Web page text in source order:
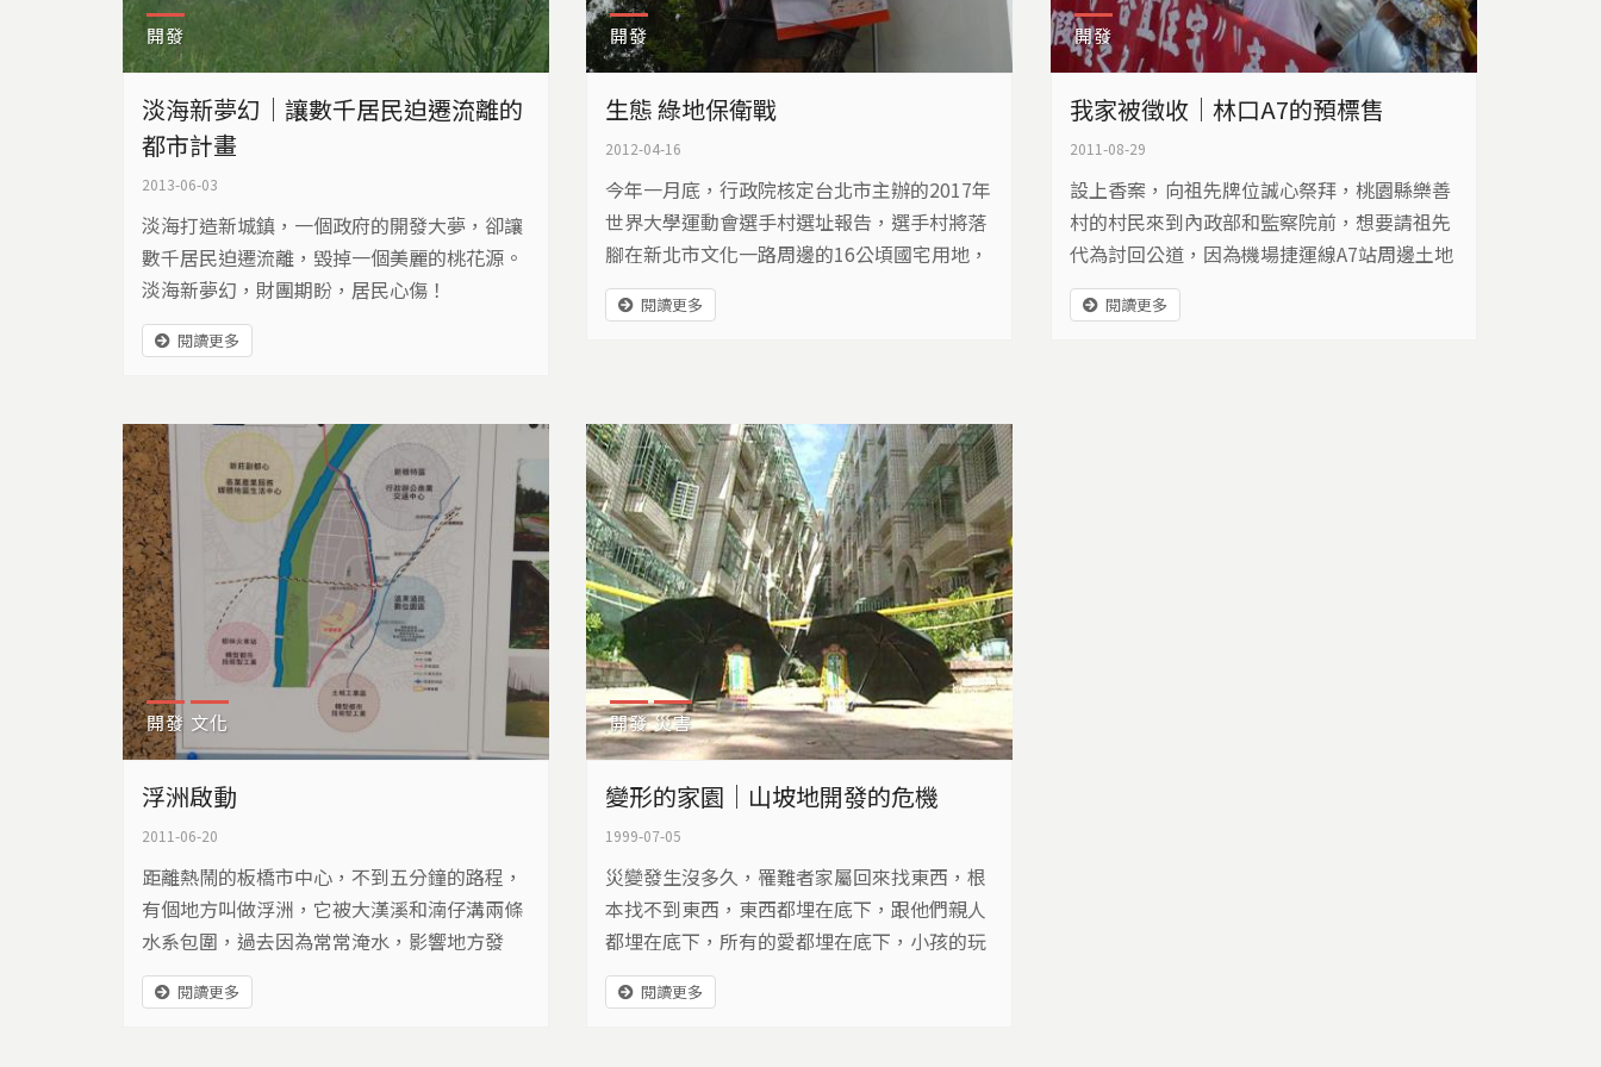
開發
淡海新夢幻｜讓數千居民迫遷流離的
都市計畫
2013-06-03
淡海打造新城鎮，一個政府的開發大夢，卻讓
數千居民迫遷流離，毀掉一個美麗的桃花源。
淡海新夢幻，財團期盼，居民心傷！
閱讀更多
開發
生態 綠地保衛戰
2012-04-16
今年一月底，行政院核定台北市主辦的2017年
世界大學運動會選手村選址報告，選手村將落
腳在新北市文化一路周邊的16公頃國宅用地，
消息傳出，讓林口居民急得跳腳，因為林口社
區運動公園、林口棒球場，還有林口高中旁的
救行動….
閱讀更多
開發
我家被徵收｜林口A7的預標售
2011-08-29
設上香案，向祖先牌位誠心祭拜，桃園縣樂善
村的村民來到內政部和監察院前，想要請祖先
代為討回公道，因為機場捷運線A7站周邊土地
的開發案，沒有取得他們的同意，就用預標售
的方式來徵收他們家園，讓他們未來的生活，
閱讀更多
開發 文化
浮洲啟動
2011-06-20
距離熱鬧的板橋市中心，不到五分鐘的路程，
有個地方叫做浮洲，它被大漢溪和湳仔溝兩條
水系包圍，過去因為常常淹水，影響地方發
展，政府計畫要在這裡興建合宜住宅，讓沉寂
許久的浮洲，重新浮上檯面…
閱讀更多
開發 災害
變形的家園｜山坡地開發的危機
1999-07-05
災變發生沒多久，罹難者家屬回來找東西，根
本找不到東西，東西都埋在底下，跟他們親人
都埋在底下，所有的愛都埋在底下，小孩的玩
具，辛辛苦苦佈置的家，很多新的東西，都埋
在底下。
閱讀更多